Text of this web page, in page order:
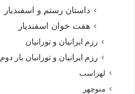
داستان رستم و اسفندیار
هفت خوان اسفندیار
رزم ایرانیان و تورانیان
رزم ایرانیان و تورانیان بار دوم
لهراسب
منوچهر